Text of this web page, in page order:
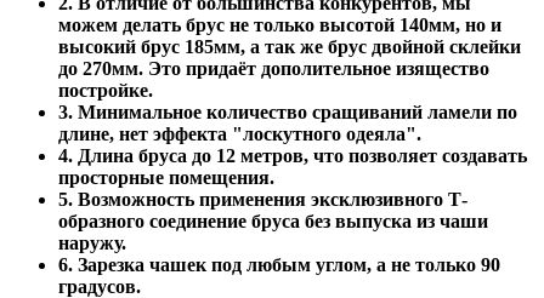
можем делать брус не только высотой 140мм, но и
высокий брус 185мм, а так же брус двойной склейки
до 270мм. Это придаёт дополительное изящество
постройке.
3. Минимальное количество сращиваний ламели по
длине, нет эффекта "лоскутного одеяла".
4. Длина бруса до 12 метров, что позволяет создавать
просторные помещения.
5. Возможность применения эксклюзивного Т-
образного соединение бруса без выпуска из чаши
наружу.
6. Зарезка чашек под любым углом, а не только 90
градусов.